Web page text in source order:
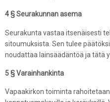
4 § Seurakunnan asema
Seurakunta vastaa itsenäisesti
sitoumuksista. Sen tulee
noudattaa lainsäädäntöä ja tätä
5 § Varainhankinta
Vapaakirkon toiminta